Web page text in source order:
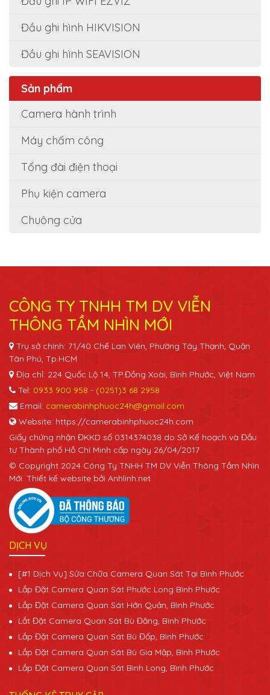
Đầu ghi hình HIKVISION
Đầu ghi hình SEAVISION
Sản phẩm
Camera hành trình
Máy chấm công
Tổng đài điện thoại
Phụ kiện camera
Chuông cửa
CÔNG TY TNHH TM DV VIỄN
THÔNG TẦM NHÌN MỚI
Trụ sở chính: 71/40 Chế Lan Viên, Phường Tây Thạnh, Quận
Tân Phú, Tp.HCM
Địa chỉ: 224 Quốc Lộ 14, TP.Đồng Xoài, Bình Phước, Việt Nam
Tel: 0933 900 958 - (0251)3 68 2958
Email: camerabinhphuoc24h@gmail.com
Website: https://camerabinhphuoc24h.com
Giấy chứng nhận ĐKKD số 0314374038 do Sở Kế hoạch và Đầu
tư Thành phố Hồ Chí Minh cấp ngày 26/04/2017
© Copyright 2024 Công Ty TNHH TM DV Viễn Thông Tầm Nhìn
Mới. Thiết kế website bởi Anhlinh.net
DỊCH VỤ
[#1 Dịch Vụ] Sửa Chữa Camera Quan Sát Tại Bình Phước
Lắp Đặt Camera Quan Sát Phước Long Bình Phước
Lắp Đặt Camera Quan Sát Hớn Quản, Bình Phước
Lắt Đặt Camera Quan Sát Bù Đăng, Bình Phước
Lắp Đặt Camera Quan Sát Bù Đốp, Bình Phước
Lắp Đặt Camera Quan Sát Bù Gia Mập, Bình Phước
Lắp Đặt Camera Quan Sát Bình Long, Bình Phước